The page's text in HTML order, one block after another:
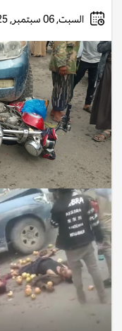
السبت, 06 سبتمبر, 2025 - 05:18 مساءً